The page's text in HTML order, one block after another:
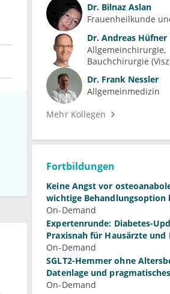
Dr. Bilnaz Aslan
Frauenheilkunde
Dr. Andreas Hüfner
Allgemeinchirurgie
Bauchchirurgie
Dr. Frank Nessler
Allgemeinmedizin
Mehr Kollegen
Fortbildungen
Keine Angst vor
wichtige Behandlungsoption
On-Demand
Expertenrunde: Diabetes-
Praxisnah für Hausärzte und
On-Demand
SGLT2-Hemmer ohne
Datenlage und
On-Demand